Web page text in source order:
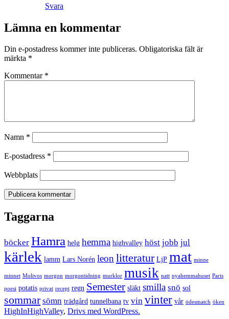
Svara
Lämna en kommentar
Din e-postadress kommer inte publiceras. Obligatoriska fält är
märkta *
Kommentar *
Namn *
E-postadress *
Webbplats
Taggarna
böcker Hamra helg hemma highvalley höst jobb jul
kärlek lamm Lars Norén leonlitteratur LjP mat minne
minnet Molivos morgon morgontidning murklor musik natt nyahemmahuset Paris
poesi potatis privat recept regn Semester släkt smilla snö sol
sommar sömn trädgård tunnelbana tv vin vinter vår ödesmatch öken
HighInHighValley, Drivs med WordPress.